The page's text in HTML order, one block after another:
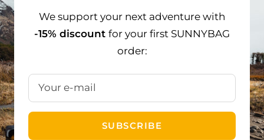
We support your next adventure with
-15% discount for your first SUNNYBAG
order:
Your e-mail
SUBSCRIBE